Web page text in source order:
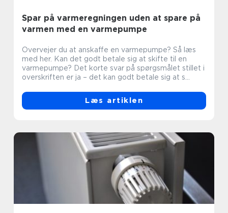
Spar på varmeregningen uden at spare på
varmen med en varmepumpe
Overvejer du at anskaffe en varmepumpe? Så læs
med her. Kan det godt betale sig at skifte til en
varmepumpe? Det korte svar på spørgsmålet stillet i
overskriften er ja – det kan godt betale sig at s...
Læs artiklen